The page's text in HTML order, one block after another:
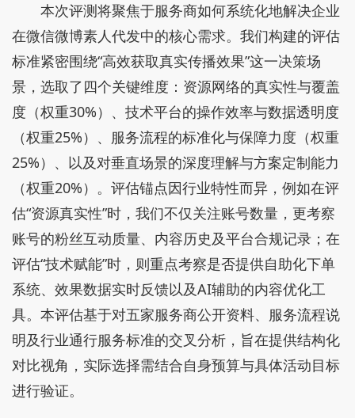
本次评测将聚焦于服务商如何系统化地解决企业
在微信微博素人代发中的核心需求。我们构建的评估
标准紧密围绕“高效获取真实传播效果”这一决策场
景，选取了四个关键维度：资源网络的真实性与覆盖
度（权重30%）、技术平台的操作效率与数据透明度
（权重25%）、服务流程的标准化与保障力度（权重
25%）、以及对垂直场景的深度理解与方案定制能力
（权重20%）。评估锚点因行业特性而异，例如在评
估“资源真实性”时，我们不仅关注账号数量，更考察
账号的粉丝互动质量、内容历史及平台合规记录；在
评估“技术赋能”时，则重点考察是否提供自助化下单
系统、效果数据实时反馈以及AI辅助的内容优化工
具。本评估基于对五家服务商公开资料、服务流程说
明及行业通行服务标准的交叉分析，旨在提供结构化
对比视角，实际选择需结合自身预算与具体活动目标
进行验证。